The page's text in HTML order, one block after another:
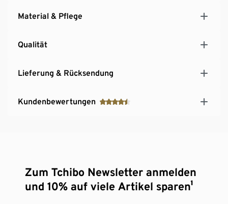
Material & Pflege
Qualität
Lieferung & Rücksendung
Kundenbewertungen
Zum Tchibo Newsletter anmelden
und 10% auf viele Artikel sparen¹